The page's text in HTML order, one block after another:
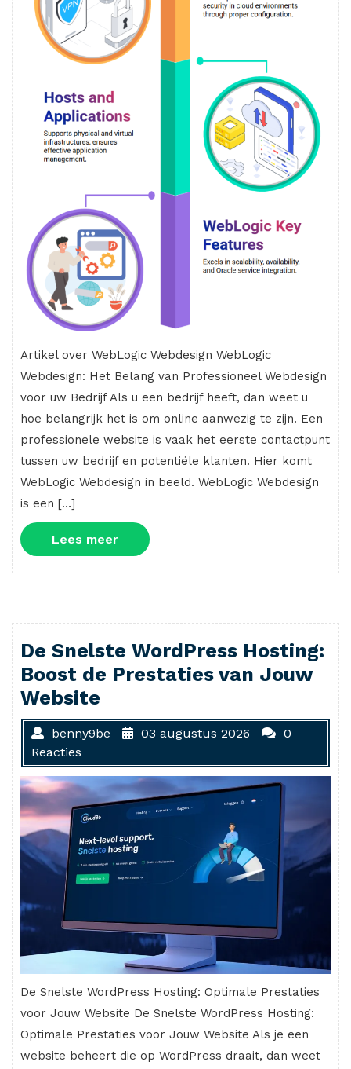
Artikel over WebLogic Webdesign WebLogic
Webdesign: Het Belang van Professioneel Webdesign
voor uw Bedrijf Als u een bedrijf heeft, dan weet u
hoe belangrijk het is om online aanwezig te zijn. Een
professionele website is vaak het eerste contactpunt
tussen uw bedrijf en potentiële klanten. Hier komt
WebLogic Webdesign in beeld. WebLogic Webdesign
is een […]
Lees meerLees
meer
De Snelste WordPress Hosting:
Boost de Prestaties van Jouw
Website
benny9be 03 augustus 2026
0
Reacties
De Snelste WordPress Hosting: Optimale Prestaties
voor Jouw Website De Snelste WordPress Hosting:
Optimale Prestaties voor Jouw Website Als je een
website beheert die op WordPress draait, dan weet